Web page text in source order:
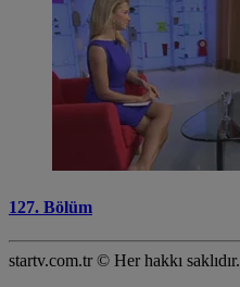
127. Bölüm
startv.com.tr © Her hakkı saklıdır.